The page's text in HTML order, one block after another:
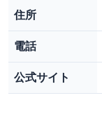
住所
電話
公式サイト